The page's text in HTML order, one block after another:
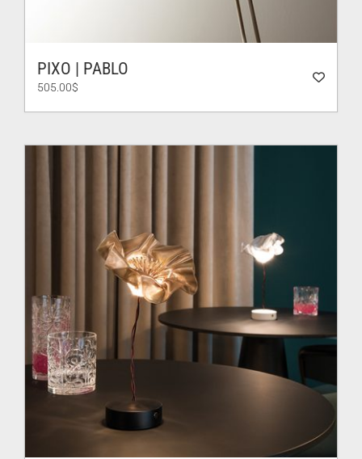
PIXO | PABLO
505.00$